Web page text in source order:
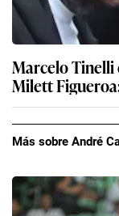
Marcelo
Milett
Más sobre André